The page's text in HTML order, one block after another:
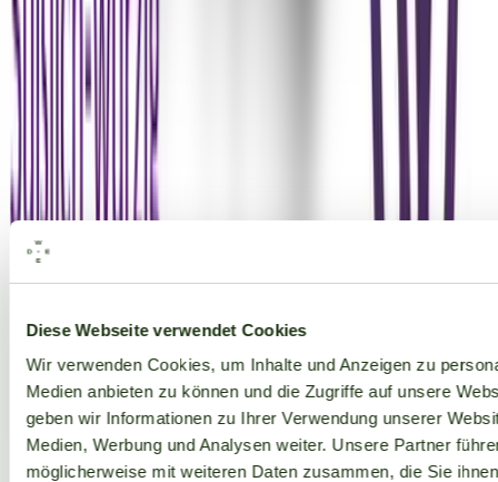
Diese Webseite verwendet Cookies
Wir verwenden Cookies, um Inhalte und Anzeigen zu
Medien anbieten zu können und die Zugriffe auf unsere
geben wir Informationen zu Ihrer Verwendung unserer
Medien, Werbung und Analysen weiter. Unsere Partner
möglicherweise mit weiteren Daten zusammen, die Sie